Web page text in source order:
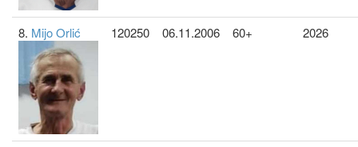
8. Mijo Orlić 120250 06.11.2006 60+ 2026